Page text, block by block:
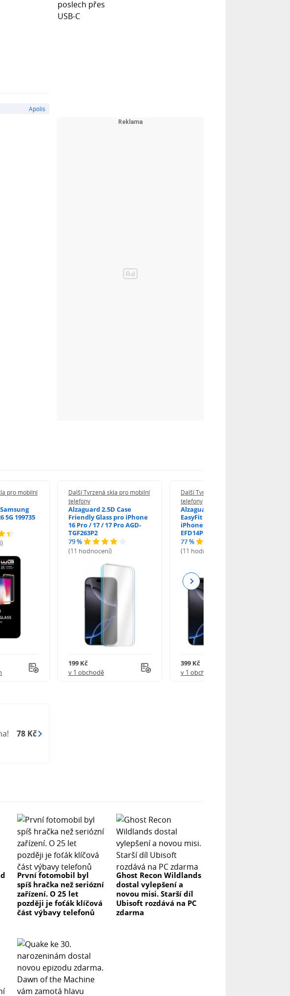
Apolis
pro mobilní
5G 199735
Další Tvrzená skla pro mobilní
telefony
Alzaguard 2.5D Case
Friendly Glass pro iPhone
16 Pro / 17 / 17 Pro AGD-
TGF263P2
79 %
(11 hodnocení)
199 Kč
v 1 obchodě
Další Tvrzená skla pro mobilní
telefony
Alzaguard 2.5D Glass
EasyFit DustFree pro
iPhone 16 Pro / 17 AGD-
EFD14P3
77 %
(11 hodnocení)
399 Kč
v 1 obchodě
Next
78 Kč
První fotomobil byl
spíš hračka než seriózní
zařízení. O 25 let
později je foťák klíčová
část výbavy telefonů
Ghost Recon Wildlands
dostal vylepšení a
novou misi. Starší díl
Ubisoft rozdává na PC
zdarma